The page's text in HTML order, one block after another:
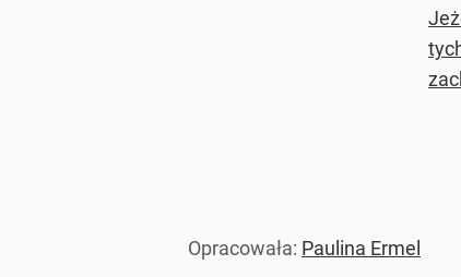
Opracowała: Paulina Ermel